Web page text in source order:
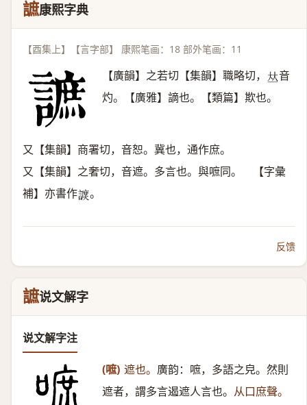
謶康熙字典
【酉集上】【言字部】 康熙笔画：18 部外笔画：11
【廣韻】之若切【集韻】職略切， 𠀤音
灼。【廣雅】謫也。【類篇】欺也。
又【集韻】商署切，音恕。冀也，通作庶。
又【集韻】之奢切，音遮。多言也。與嗻同。 【字彙
補】亦書作𧫽 。
反馈
謶说文解字
说文解字注
(嗻) 遮也。 廣韵：嗻，多語之皃。然則
遮者，謂多言遏遮人言也。 从口庶聲。